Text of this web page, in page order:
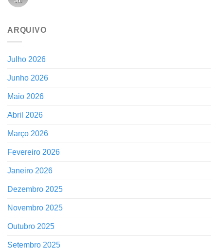
ARQUIVO
Julho 2026
Junho 2026
Maio 2026
Abril 2026
Março 2026
Fevereiro 2026
Janeiro 2026
Dezembro 2025
Novembro 2025
Outubro 2025
Setembro 2025